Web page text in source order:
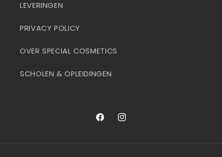
LEVERINGEN
PRIVACY POLICY
OVER SPECIAL COSMETICS
SCHOLEN & OPLEIDINGEN
FacebookInstagram